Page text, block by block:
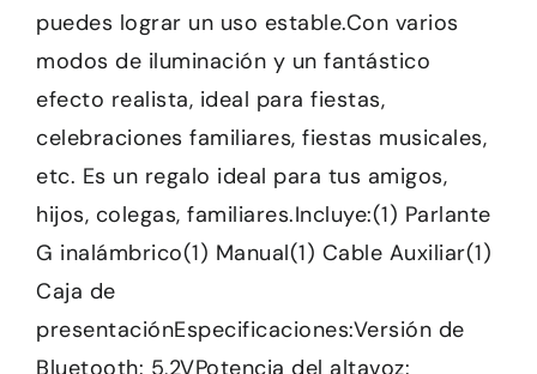
puedes lograr un uso estable.Con varios
modos de iluminación y un fantástico
efecto realista, ideal para fiestas,
celebraciones familiares, fiestas musicales,
etc. Es un regalo ideal para tus amigos,
hijos, colegas, familiares.Incluye:(1) Parlante
G inalámbrico(1) Manual(1) Cable Auxiliar(1)
Caja de
presentaciónEspecificaciones:Versión de
Bluetooth: 5,2VPotencia del altavoz: